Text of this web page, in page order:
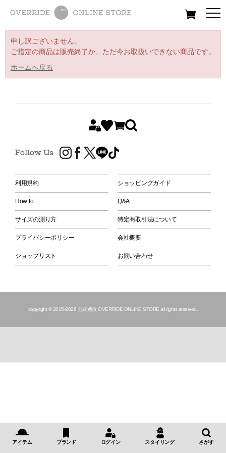
All Women Men
申し訳ございません。
ご指定の商品は販売終了か、ただ今お取扱いできない商品です。
ホームへ戻る
Follow Us
利用規約 ショッピングガイド
How to Q&A
サイズの測り方 特定商取引法について
プライバシーポリシー 会社概要
ショップリスト お問い合わせ
copyright © 2015-2026 公式通販 OVERRIDE ONLINE STORE all rights reserved.
アイテム ブランド ログイン スタイリング さがす